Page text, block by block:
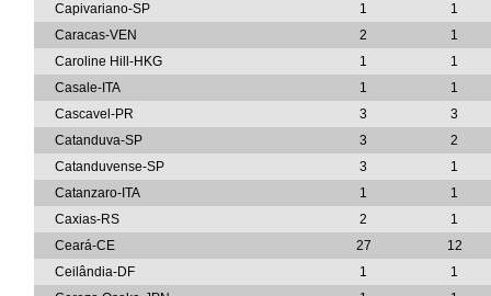
Capivariano-SP
1
1
Caracas-VEN
2
1
Caroline Hill-HKG
1
1
Casale-ITA
1
1
Cascavel-PR
3
3
Catanduva-SP
3
2
Catanduvense-SP
3
1
Catanzaro-ITA
1
1
Caxias-RS
2
1
Ceará-CE
27
12
Ceilândia-DF
1
1